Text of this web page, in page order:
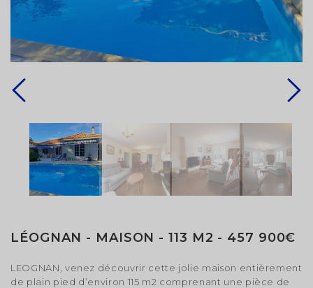
LÉOGNAN - MAISON - 113 M2 - 457 900€
LEOGNAN, venez découvrir cette jolie maison entièrement
de plain pied d’environ 115 m2 comprenant une pièce de